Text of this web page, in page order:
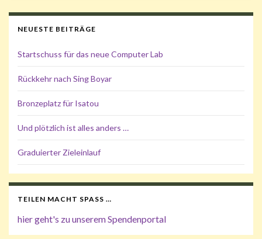
NEUESTE BEITRÄGE
Startschuss für das neue Computer Lab
Rückkehr nach Sing Boyar
Bronzeplatz für Isatou
Und plötzlich ist alles anders …
Graduierter Zieleinlauf
TEILEN MACHT SPASS …
hier geht's zu unserem Spendenportal